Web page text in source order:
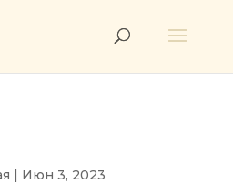
| Июн 3, 2023